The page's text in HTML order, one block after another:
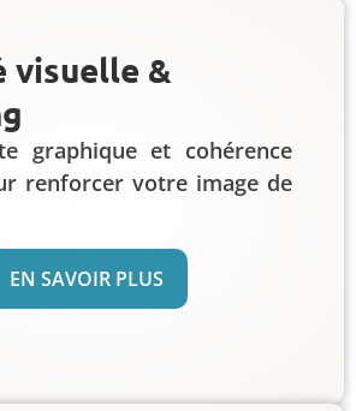
visuelle &
graphique et cohérence
renforcer votre image de
EN SAVOIR PLUS